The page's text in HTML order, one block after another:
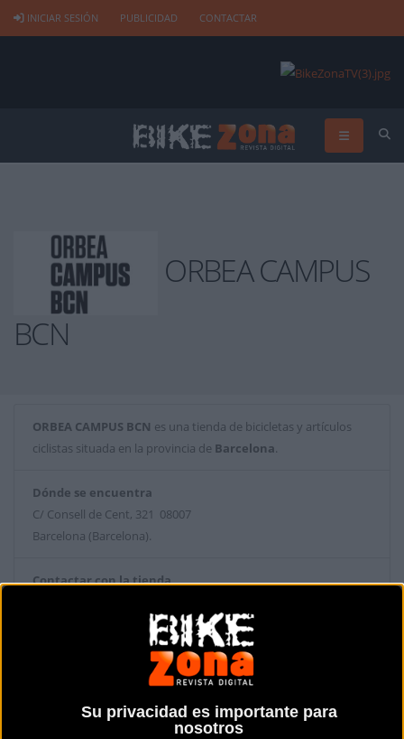
Su privacidad es importante para
nosotros
INICIAR SESIÓN PUBLICIDAD CONTACTAR
ORBEA CAMPUS
BCN
ORBEA CAMPUS BCN es una tienda de bicicletas y artículos
ciclistas situada en la provincia de Barcelona.
Dónde se encuentra
C/ Consell de Cent, 321 08007
Barcelona (Barcelona).
Contactar con la tienda
Web y RRSS de la tienda